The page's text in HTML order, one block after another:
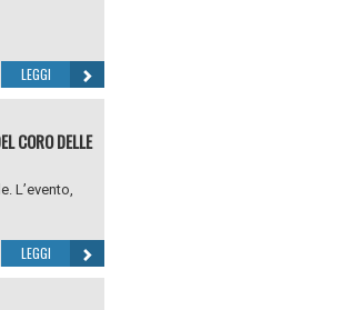
LEGGI
CORO DELLE
L’evento,
LEGGI